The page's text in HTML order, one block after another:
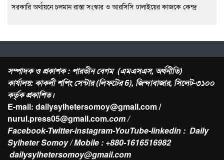
সরকারি অর্থায়নে চলমান রাস্তা সংস্কার ও আরসিসি ঢালাইয়ের কাজকে কেন্দ্র
সম্পাদক ও প্রকাশক : পারভীন বেগম (এমএসএস, অর্থনীতি)
কার্যালয়: কাকলী শপিং সেন্টার (লিফটের 6), জিন্দাবাজার, সিলেট-৩১০০
কর্তৃক প্রকাশিত।
E-mail: dailysylhetersomoy@gmail.com /
nurul.press05@gmail.com.com /
Facebook-Twitter-instagram-YouTube-linkedin : Daily
Sylheter Somoy / Mobile : +880-1616516982
dailysylhetersomoy@gmail.com